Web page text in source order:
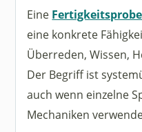
Eine Fertigkeitsprobe
eine konkrete
Überreden, Wissen,
Der Begriff ist
auch wenn einzelne
Mechaniken